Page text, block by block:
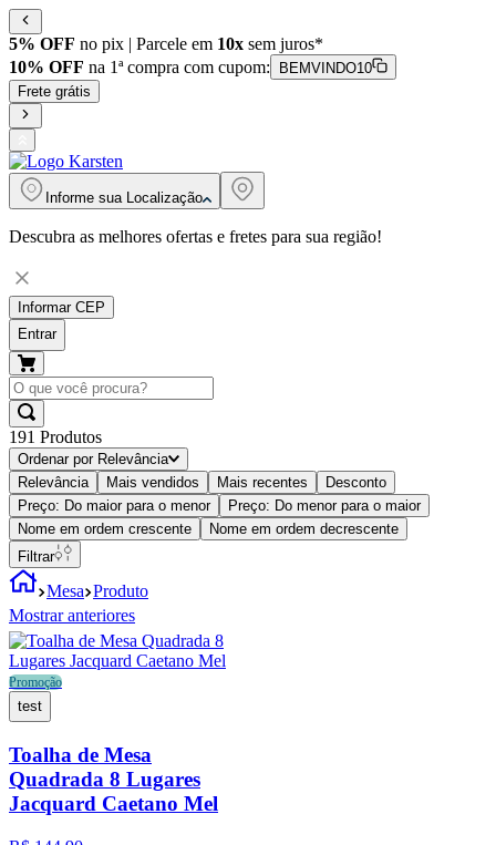
5% OFF no pix | Parcele em 10x sem juros*
10% OFF na 1ª compra com cupom:
BEMVINDO10
Frete grátis
Informe sua Localização
Descubra as melhores ofertas e fretes para sua região!
Informar CEP
Entrar
191 Produtos
Ordenar por Relevância
Relevância
Mais vendidos Mais recentes
Desconto
Preço: Do maior para o menor
Preço: Do menor para o maior
Nome em ordem crescente
Nome em ordem decrescente
Filtrar
Mesa Produto
Mostrar anteriores
Promoção
test
Toalha de Mesa
Quadrada 8 Lugares
Jacquard Caetano Mel